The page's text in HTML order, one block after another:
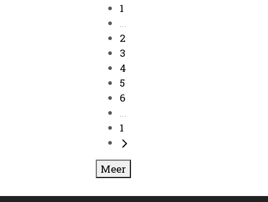
1
...
2
3
4
5
6
...
1
Meer